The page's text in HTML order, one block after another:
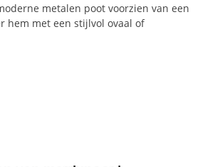
metalen poot voorzien van een
hem met een stijlvol ovaal of